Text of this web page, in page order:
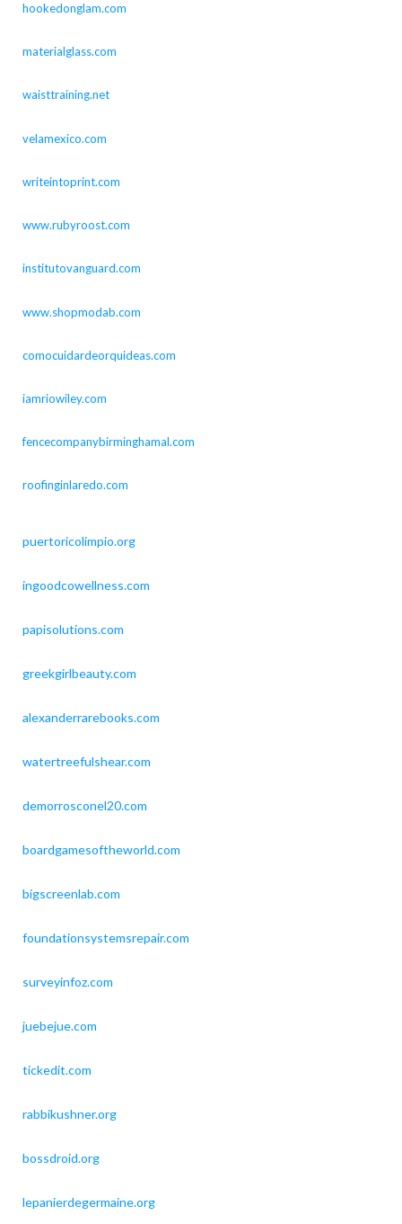
hookedonglam.com
materialglass.com
waisttraining.net
velamexico.com
writeintoprint.com
www.rubyroost.com
institutovanguard.com
www.shopmodab.com
comocuidardeorquideas.com
iamriowiley.com
fencecompanybirminghamal.com
roofinginlaredo.com
puertoricolimpio.org
ingoodcowellness.com
papisolutions.com
greekgirlbeauty.com
alexanderrarebooks.com
watertreefulshear.com
demorrosconel20.com
boardgamesoftheworld.com
bigscreenlab.com
foundationsystemsrepair.com
surveyinfoz.com
juebejue.com
tickedit.com
rabbikushner.org
bossdroid.org
lepanierdegermaine.org